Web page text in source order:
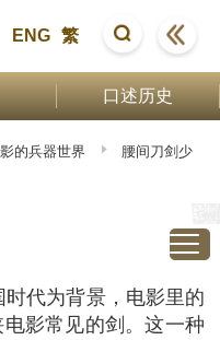
ENG 繁
口述历史
的兵器世界
腰间刀剑少
时代为背景，电影里的
影常见的剑。这一种